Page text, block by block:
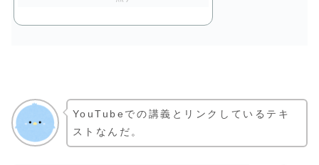
YouTubeでの講義とリンクしているテキ
ストなんだ。